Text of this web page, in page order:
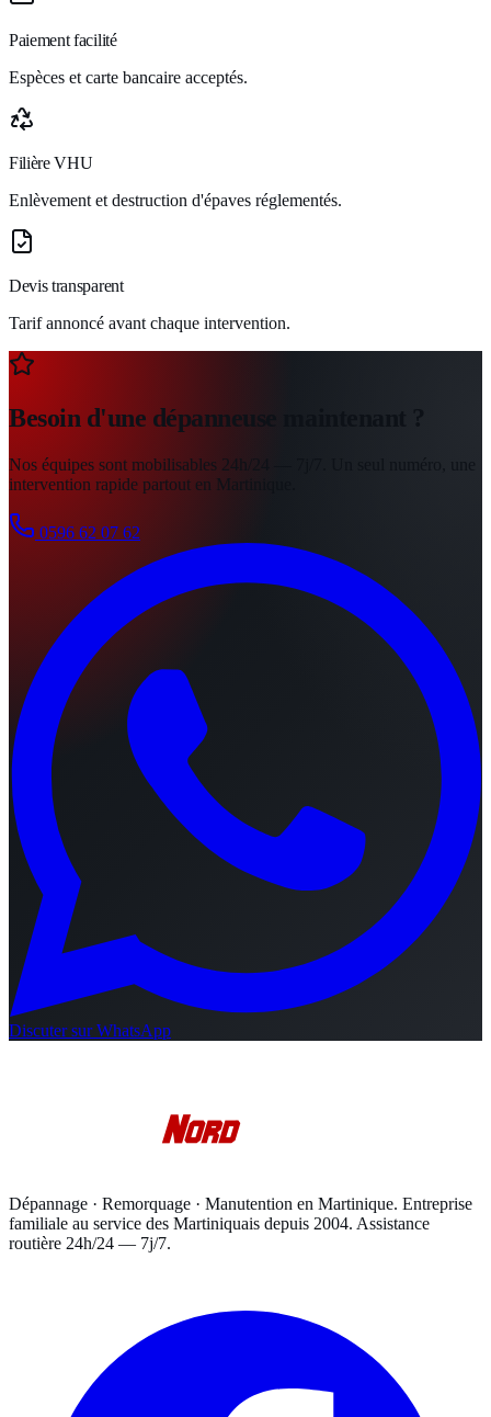
Paiement facilité
Espèces et carte bancaire acceptés.
Filière VHU
Enlèvement et destruction d'épaves réglementés.
Devis transparent
Tarif annoncé avant chaque intervention.
Besoin d'une dépanneuse maintenant ?
Nos équipes sont mobilisables 24h/24 — 7j/7
intervention rapide partout en Martinique.
0596 62 07 62
Discuter sur WhatsApp
Dépannage · Remorquage · Manutention en Martinique. Entreprise
familiale au service des Martiniquais depuis 2004. Assistance
routière 24h/24 — 7j/7.